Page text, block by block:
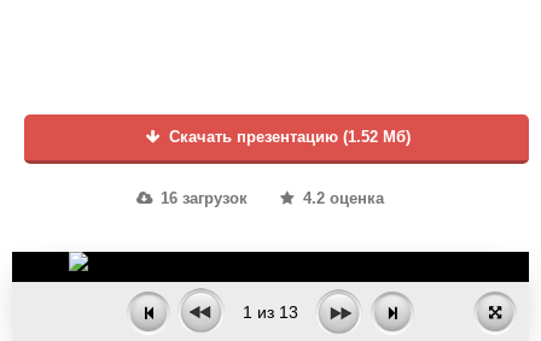
Скачать презентацию (1.52 Мб)
16 загрузок 4.2 оценка
1 из 13